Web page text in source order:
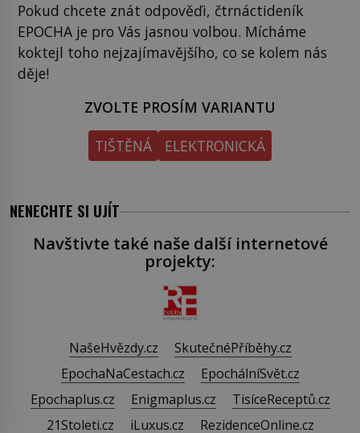
Pokud chcete znát odpověďi, čtrnáctideník
EPOCHA je pro Vás jasnou volbou. Mícháme
koktejl toho nejzajímavějšího, co se kolem nás
děje!
ZVOLTE PROSÍM VARIANTU
TIŠTĚNÁ
ELEKTRONICKÁ
NENECHTE SI UJÍT
Navštivte také naše další internetové
projekty:
NašeHvězdy.cz
SkutečnéPříběhy.cz
EpochaNaCestach.cz
EpochálníSvět.cz
Epochaplus.cz
Enigmaplus.cz
TisíceReceptů.cz
21Stoleti.cz
iLuxus.cz RezidenceOnline.cz